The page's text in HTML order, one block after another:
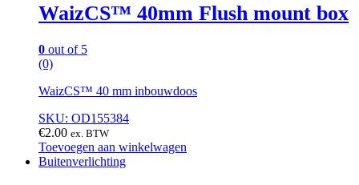
WaizCS™ 40mm Flush mount box
0 out of 5
(0)
WaizCS™ 40 mm inbouwdoos
SKU: OD155384
€2.00 ex. BTW
Toevoegen aan winkelwagen
Buitenverlichting